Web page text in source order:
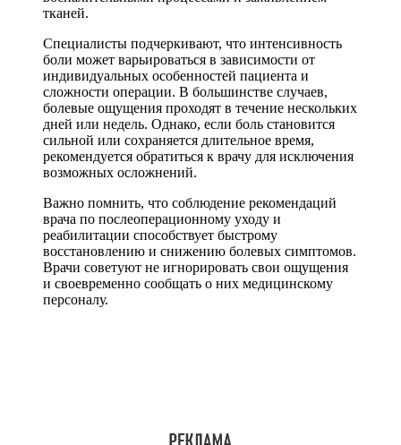
тканей.
Специалисты подчеркивают, что интенсивность
боли может варьироваться в зависимости от
индивидуальных особенностей пациента и
сложности операции. В большинстве случаев,
болевые ощущения проходят в течение нескольких
дней или недель. Однако, если боль становится
сильной или сохраняется длительное время,
рекомендуется обратиться к врачу для исключения
возможных осложнений.
Важно помнить, что соблюдение рекомендаций
врача по послеоперационному уходу и
реабилитации способствует быстрому
восстановлению и снижению болевых симптомов.
Врачи советуют не игнорировать свои ощущения
и своевременно сообщать о них медицинскому
персоналу.